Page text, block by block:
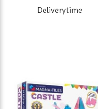
Deliverytime